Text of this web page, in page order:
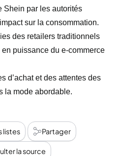
Shein par les autorités
sur la consommation.
des retailers traditionnels
puissance du e-commerce
d’achat et des attentes des
la mode abordable.
listes Partager
la source